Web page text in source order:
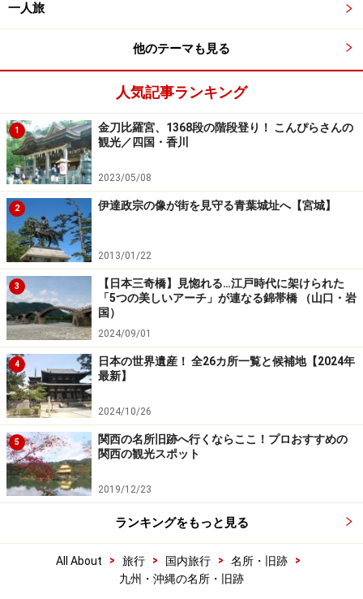
一人旅
他のテーマも見る
人気記事ランキング
1
金刀比羅宮、1368段の階段登り！ こんぴらさんの
観光／四国・香川
2023/05/08
2 伊達政宗の像が街を見守る青葉城址へ【宮城】
2013/01/22
3
【日本三奇橋】見惚れる…江戸時代に架けられた
「5つの美しいアーチ」が連なる錦帯橋 （山口・岩
国）
2024/09/01
4
日本の世界遺産！ 全26カ所一覧と候補地【2024年
最新】
2024/10/26
5
関西の名所旧跡へ行くならここ！プロおすすめの
関西の観光スポット
2019/12/23
ランキングをもっと見る
All About > 旅行 > 国内旅行 > 名所・旧跡
>
九州・沖縄の名所・旧跡